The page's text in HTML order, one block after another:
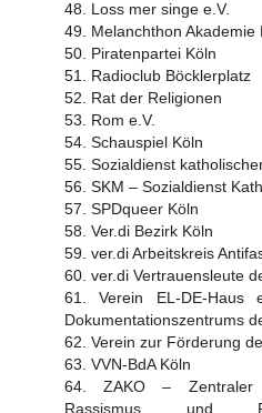
48. Loss mer singe e.V.
49. Melanchthon Akademie
50. Piratenpartei Köln
51. Radioclub Böcklerplatz
52. Rat der Religionen
53. Rom e.V.
54. Schauspiel Köln
55. Sozialdienst
56. SKM – Sozialdienst
57. SPDqueer Köln
58. Ver.di Bezirk Köln
59. ver.di Arbeitskreis
60. ver.di Vertrauensleute
61. Verein EL-DE-Haus
Dokumentationszentrums
62. Verein zur Förderung
63. VVN-BdA Köln
64. ZAKO – Zentraler
Rassismus und